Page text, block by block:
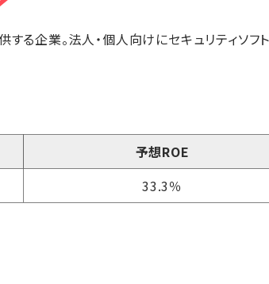
る企業。法人・個人向けにセキュリティソフ
予想ROE
33.3％